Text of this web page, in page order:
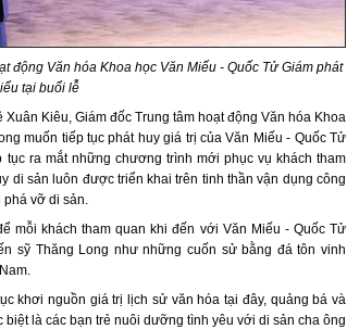
động Văn hóa Khoa học Văn Miếu - Quốc Tử Giám phát
tại buổi lễ
Kiêu, Giám đốc Trung tâm hoạt động Văn hóa Khoa
muốn tiếp tục phát huy giá trị của Văn Miếu - Quốc Tử
ra mắt những chương trình mới phục vụ khách tham
di sản luôn được triển khai trên tinh thần vận dụng công
vỡ di sản.
mỗi khách tham quan khi đến với Văn Miếu - Quốc Tử
sỹ Thăng Long như những cuốn sử bằng đá tôn vinh
khơi nguồn giá trị lịch sử văn hóa tại đây, quảng bá và
là các bạn trẻ nuôi dưỡng tình yêu với di sản cha ông